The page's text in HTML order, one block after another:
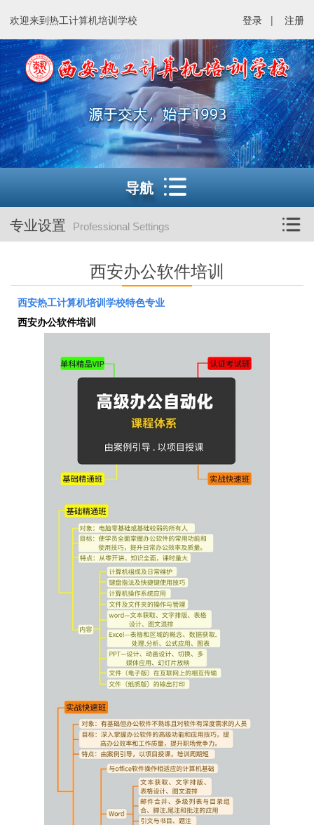
欢迎来到热工计算机培训学校 登录 | 注册
导航
专业设置 Professional Settings
西安办公软件培训
西安热工计算机培训学校特色专业
西安办公软件培训